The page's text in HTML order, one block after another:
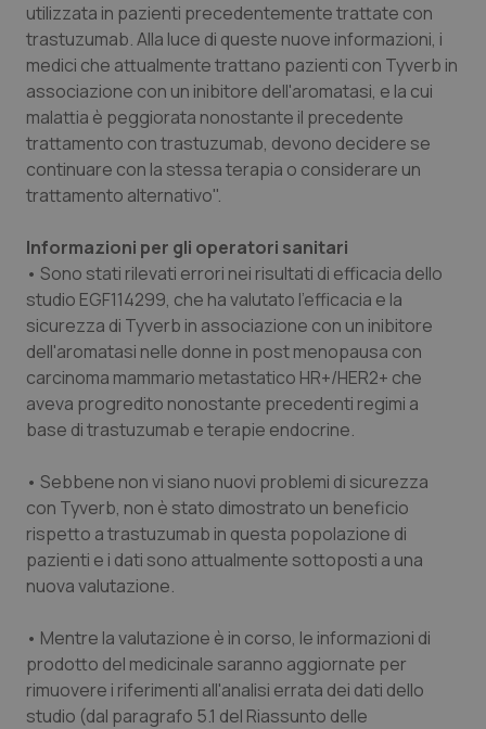
Provincia Autonoma di Trento
Puglia
Sardegna
Sicilia
Toscana
Umbria
Valle D’Aosta
Veneto
Ipertensione & Scompenso
Malattie rare
Malattia di Crohn & Rettocolite Ulcerosa
Neuroscienze & patologie neurodegenerative
Obesità
Oftalmologia
Oncodermatologia
Oncoematologia
Oncologia & Nutrizione
Psoriasi & pelle
Quotidiano Cardiologia
Quotidiano Chirurgia
Quotidiano Oncologia
utilizzata in pazienti precedentemente trattate con
trastuzumab. Alla luce di queste nuove informazioni, i
medici che attualmente trattano pazienti con Tyverb in
associazione con un inibitore dell'aromatasi, e la cui
malattia è peggiorata nonostante il precedente
trattamento con trastuzumab, devono decidere se
continuare con la stessa terapia o considerare un
trattamento alternativo".
Informazioni per gli operatori sanitari
• Sono stati rilevati errori nei risultati di efficacia dello
studio EGF114299, che ha valutato l'efficacia e la
sicurezza di Tyverb in associazione con un inibitore
dell'aromatasi nelle donne in post menopausa con
carcinoma mammario metastatico HR+/HER2+ che
aveva progredito nonostante precedenti regimi a
base di trastuzumab e terapie endocrine.
• Sebbene non vi siano nuovi problemi di sicurezza
con Tyverb, non è stato dimostrato un beneficio
rispetto a trastuzumab in questa popolazione di
pazienti e i dati sono attualmente sottoposti a una
nuova valutazione.
• Mentre la valutazione è in corso, le informazioni di
prodotto del medicinale saranno aggiornate per
rimuovere i riferimenti all'analisi errata dei dati dello
studio (dal paragrafo 5.1 del Riassunto delle